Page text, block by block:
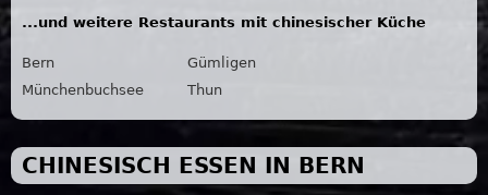
...und weitere Restaurants mit chinesischer Küche
Bern
Gümligen
Münchenbuchsee
Thun
CHINESISCH ESSEN IN BERN